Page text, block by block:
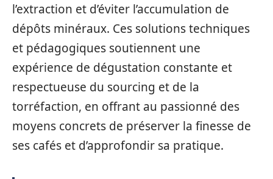
l’extraction et d’éviter l’accumulation de
dépôts minéraux. Ces solutions techniques
et pédagogiques soutiennent une
expérience de dégustation constante et
respectueuse du sourcing et de la
torréfaction, en offrant au passionné des
moyens concrets de préserver la finesse de
ses cafés et d’approfondir sa pratique.